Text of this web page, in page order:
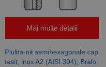
Mai multe detalii
Piulita-nit semihexagonale cap
tesit, inox A2 (AISI 304), Bralo